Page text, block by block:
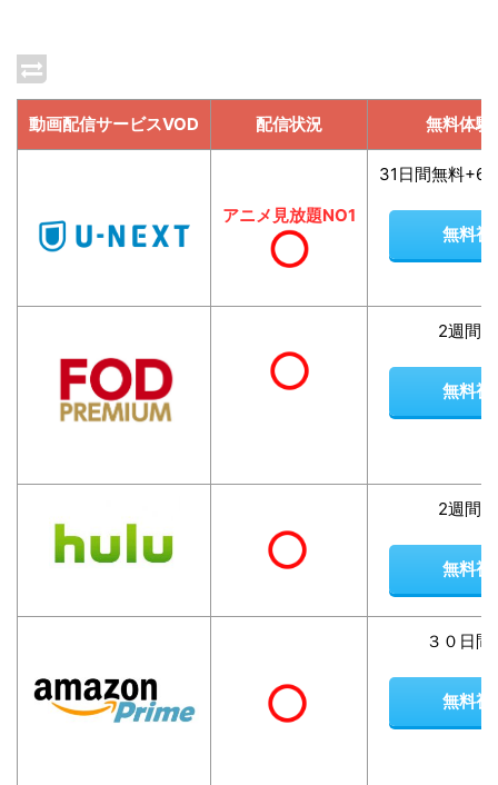
動画配信サービスVOD 配信状況 無料体験
アニメ見放題NO1
31日間無料
無料視
2週間
無料視
2週間
無料視
３０日間
無料視